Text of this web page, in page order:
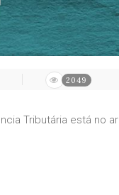
2049
Tributária está no ar